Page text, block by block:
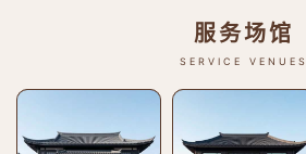
服务场馆
SERVICE VENUES